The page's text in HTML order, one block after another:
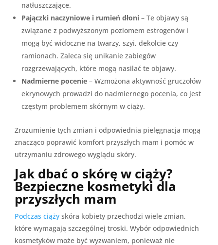
natłuszczające.
Pajączki naczyniowe i rumień dłoni – Te objawy są
związane z podwyższonym poziomem estrogenów i
mogą być widoczne na twarzy, szyi, dekolcie czy
ramionach. Zaleca się unikanie zabiegów
rozgrzewających, które mogą nasilać te objawy.
Nadmierne pocenie – Wzmożona aktywność gruczołów
ekrynowych prowadzi do nadmiernego pocenia, co jest
częstym problemem skórnym w ciąży.
Zrozumienie tych zmian i odpowiednia pielęgnacja mogą
znacząco poprawić komfort przyszłych mam i pomóc w
utrzymaniu zdrowego wyglądu skóry.
Jak dbać o skórę w ciąży?
Bezpieczne kosmetyki dla
przyszłych mam
Podczas ciąży skóra kobiety przechodzi wiele zmian,
które wymagają szczególnej troski. Wybór odpowiednich
kosmetyków może być wyzwaniem, ponieważ nie